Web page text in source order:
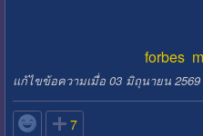
forbes
แก้ไขข้อความเมื่อ 03 มิถุนายน 2569
 7